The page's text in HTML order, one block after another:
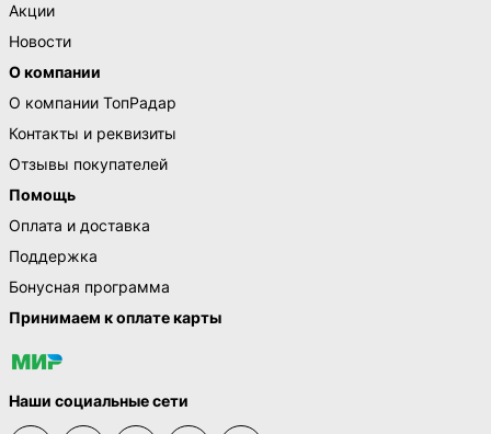
Акции
Новости
О компании
О компании ТопРадар
Контакты и реквизиты
Отзывы покупателей
Помощь
Оплата и доставка
Поддержка
Бонусная программа
Принимаем к оплате карты
Наши социальные сети